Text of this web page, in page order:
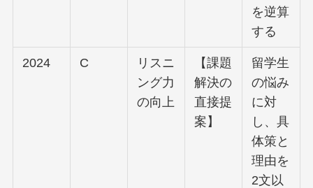
を逆算
する
2024 C
リスニ
ング力
の向上
【課題
解決の
直接提
案】
留学生
の悩み
に対
し、具
体策と
理由を
2文以